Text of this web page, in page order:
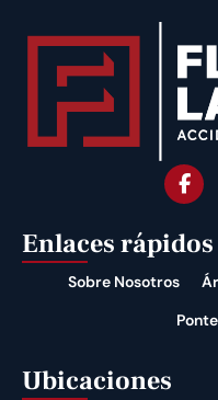
Enlaces rápidos
Sobre Nosotros
Ubicaciones